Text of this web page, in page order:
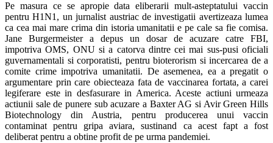
Pe masura ce se apropie data eliberarii mult-asteptatului vaccin
pentru H1N1, un jurnalist austriac de investigatii avertizeaza lumea
ca cea mai mare crima din istoria umanitatii e pe cale sa fie comisa.
Jane Burgermeister a depus un dosar de acuzare catre FBI,
impotriva OMS, ONU si a catorva dintre cei mai sus-pusi oficiali
guvernamentali si corporatisti, pentru bioterorism si incercarea de a
comite crime impotriva umanitatii. De asemenea, ea a pregatit o
argumentare prin care obiecteaza fata de vaccinarea fortata, a carei
legiferare este in desfasurare in America. Aceste actiuni urmeaza
actiunii sale de punere sub acuzare a Baxter AG si Avir Green Hills
Biotechnology din Austria, pentru producerea unui vaccin
contaminat pentru gripa aviara, sustinand ca acest fapt a fost
deliberat pentru a obtine profit de pe urma pandemiei.